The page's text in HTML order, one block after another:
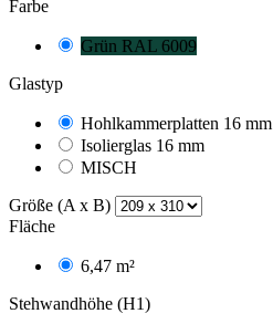
Farbe
Grün RAL 6009
Glastyp
Hohlkammerplatten 16 mm
Isolierglas 16 mm
MISCH
Größe (A x B)
Fläche
6,47 m²
Stehwandhöhe (H1)